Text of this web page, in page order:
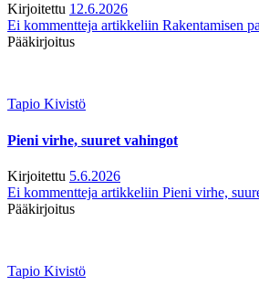
Kirjoitettu 12.6.2026
Ei kommentteja artikkeliin Rakentamisen
Pääkirjoitus
Tapio Kivistö
Pieni virhe, suuret vahingot
Kirjoitettu 5.6.2026
Ei kommentteja artikkeliin Pieni virhe,
Pääkirjoitus
Tapio Kivistö